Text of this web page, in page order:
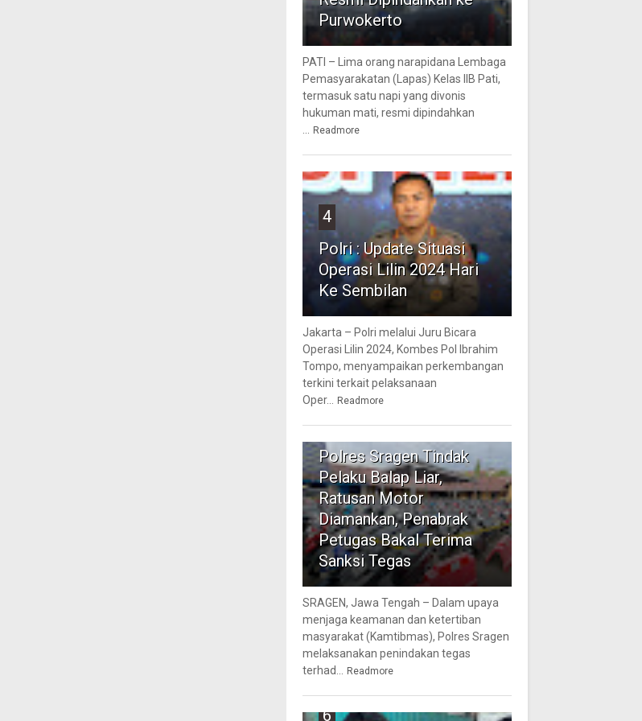
Purwokerto
PATI – Lima orang narapidana Lembaga
Pemasyarakatan (Lapas) Kelas IIB Pati,
termasuk satu napi yang divonis
hukuman mati, resmi dipindahkan
... Readmore
4
Polri : Update Situasi
Operasi Lilin 2024 Hari
Ke Sembilan
Jakarta – Polri melalui Juru Bicara
Operasi Lilin 2024, Kombes Pol Ibrahim
Tompo, menyampaikan perkembangan
terkini terkait pelaksanaan
Oper... Readmore
5
Polres Sragen Tindak
Pelaku Balap Liar,
Ratusan Motor
Diamankan, Penabrak
Petugas Bakal Terima
Sanksi Tegas
SRAGEN, Jawa Tengah – Dalam upaya
menjaga keamanan dan ketertiban
masyarakat (Kamtibmas), Polres Sragen
melaksanakan penindakan tegas
terhad... Readmore
6